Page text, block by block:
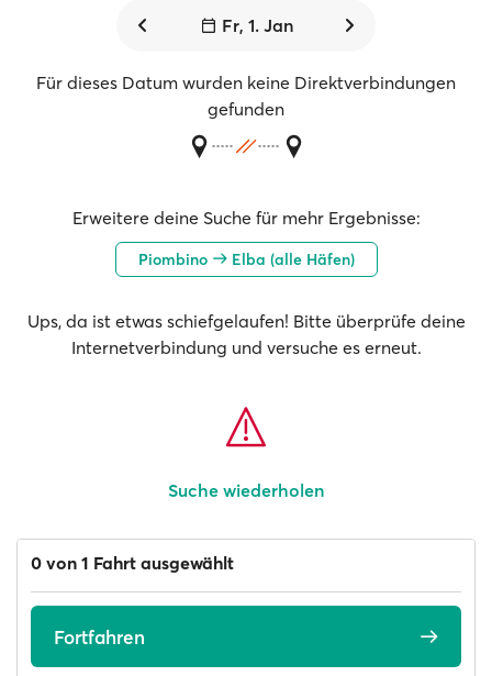
Fr, 1. Jan
Für dieses Datum wurden keine Direktverbindungen
gefunden
Erweitere deine Suche für mehr Ergebnisse:
Piombino Elba (alle Häfen)
Ups, da ist etwas schiefgelaufen! Bitte überprüfe deine
Internetverbindung und versuche es erneut.
Suche wiederholen
0 von 1 Fahrt ausgewählt
Fortfahren